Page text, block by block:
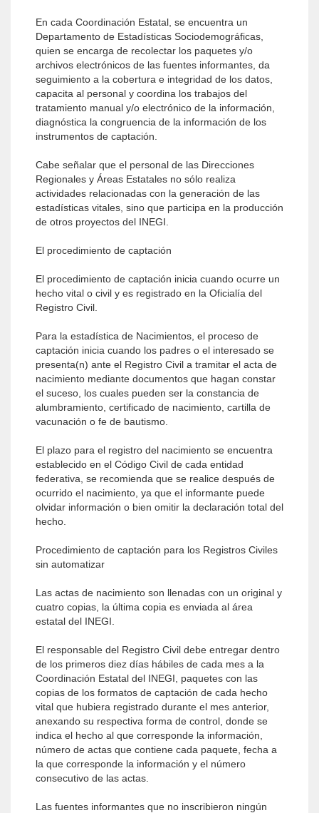
En cada Coordinación Estatal, se encuentra un
Departamento de Estadísticas Sociodemográficas,
quien se encarga de recolectar los paquetes y/o
archivos electrónicos de las fuentes informantes, da
seguimiento a la cobertura e integridad de los datos,
capacita al personal y coordina los trabajos del
tratamiento manual y/o electrónico de la información,
diagnóstica la congruencia de la información de los
instrumentos de captación.
Cabe señalar que el personal de las Direcciones
Regionales y Áreas Estatales no sólo realiza
actividades relacionadas con la generación de las
estadísticas vitales, sino que participa en la producción
de otros proyectos del INEGI.
El procedimiento de captación
El procedimiento de captación inicia cuando ocurre un
hecho vital o civil y es registrado en la Oficialía del
Registro Civil.
Para la estadística de Nacimientos, el proceso de
captación inicia cuando los padres o el interesado se
presenta(n) ante el Registro Civil a tramitar el acta de
nacimiento mediante documentos que hagan constar
el suceso, los cuales pueden ser la constancia de
alumbramiento, certificado de nacimiento, cartilla de
vacunación o fe de bautismo.
El plazo para el registro del nacimiento se encuentra
establecido en el Código Civil de cada entidad
federativa, se recomienda que se realice después de
ocurrido el nacimiento, ya que el informante puede
olvidar información o bien omitir la declaración total del
hecho.
Procedimiento de captación para los Registros Civiles
sin automatizar
Las actas de nacimiento son llenadas con un original y
cuatro copias, la última copia es enviada al área
estatal del INEGI.
El responsable del Registro Civil debe entregar dentro
de los primeros diez días hábiles de cada mes a la
Coordinación Estatal del INEGI, paquetes con las
copias de los formatos de captación de cada hecho
vital que hubiera registrado durante el mes anterior,
anexando su respectiva forma de control, donde se
indica el hecho al que corresponde la información,
número de actas que contiene cada paquete, fecha a
la que corresponde la información y el número
consecutivo de las actas.
Las fuentes informantes que no inscribieron ningún